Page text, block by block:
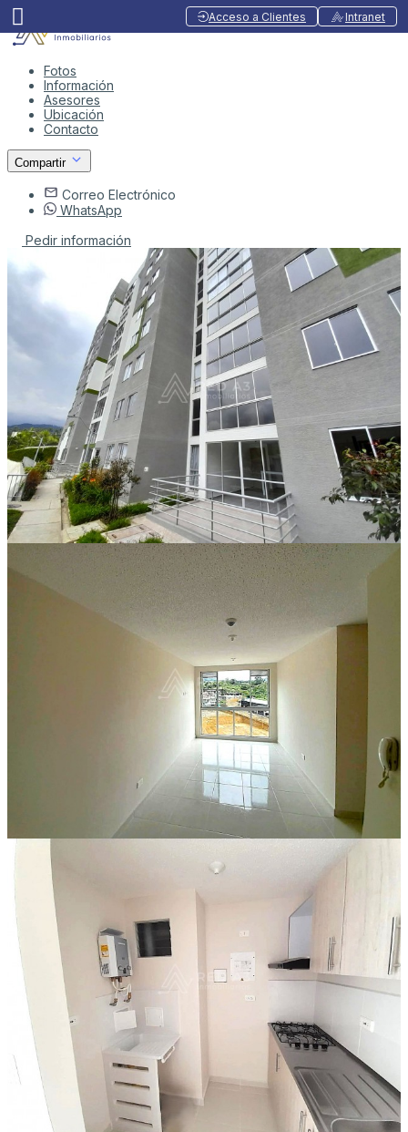
Acceso a Clientes Intranet
Fotos
Información
Asesores
Ubicación
Contacto
Compartir
Correo Electrónico
WhatsApp
Pedir información